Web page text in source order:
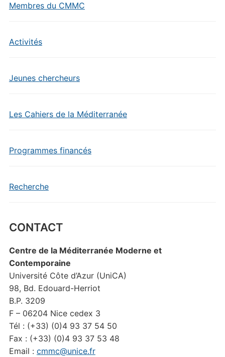
Membres du CMMC
Activités
Jeunes chercheurs
Les Cahiers de la Méditerranée
Programmes financés
Recherche
CONTACT
Centre de la Méditerranée Moderne et
Contemporaine
Université Côte d’Azur (UniCA)
98, Bd. Edouard-Herriot
B.P. 3209
F – 06204 Nice cedex 3
Tél : (+33) (0)4 93 37 54 50
Fax : (+33) (0)4 93 37 53 48
Email : cmmc@unice.fr